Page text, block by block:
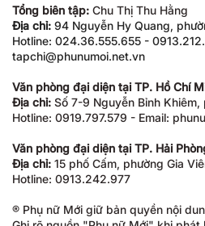
Tổng biên tập: Chu Thị Thu Hằng
Địa chỉ: 94 Nguyễn Hy Quang,
Hotline: 024.36.555.655 -
tapchi@phunumoi.net.vn
Văn phòng đại diện tại TP. Hồ Chí
Địa chỉ: Số 7-9 Nguyễn Bỉnh Khiêm,
Hotline: 0919.797.579 - Email:
Văn phòng đại diện tại TP. Hải
Địa chỉ: 15 phố Cấm, phường Gia
Hotline: 0913.242.977
® Phụ nữ Mới giữ bản quyền nội
Ghi rõ nguồn "Phụ nữ Mới" khi